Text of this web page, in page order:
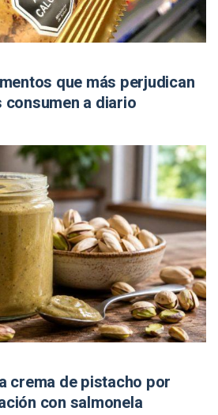
que más perjudican
consumen a diario
crema de pistacho por
con salmonela